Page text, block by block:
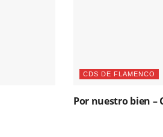
CDS DE FLAMENCO
Por nuestro bien –